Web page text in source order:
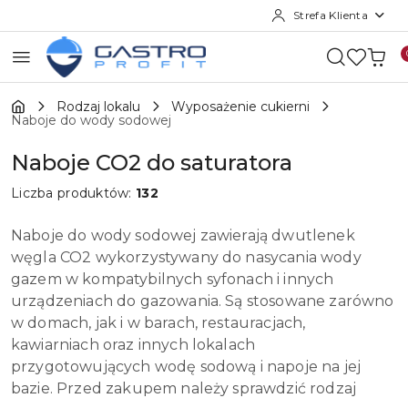
Strefa Klienta
Rodzaj lokalu
Wyposażenie cukierni
Naboje do wody sodowej
Naboje CO2 do saturatora
Liczba produktów: 132
Naboje do wody sodowej zawierają dwutlenek
węgla CO2 wykorzystywany do nasycania wody
gazem w kompatybilnych syfonach i innych
urządzeniach do gazowania. Są stosowane zarówno
w domach, jak i w barach, restauracjach,
kawiarniach oraz innych lokalach
przygotowujących wodę sodową i napoje na jej
bazie. Przed zakupem należy sprawdzić rodzaj